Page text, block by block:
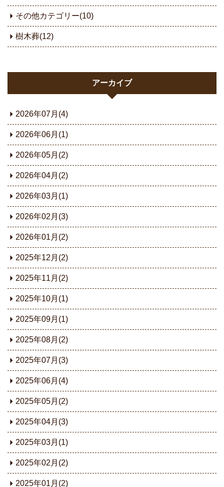
その他カテゴリー(10)
樹木葬(12)
アーカイブ
2026年07月(4)
2026年06月(1)
2026年05月(2)
2026年04月(2)
2026年03月(1)
2026年02月(3)
2026年01月(2)
2025年12月(2)
2025年11月(2)
2025年10月(1)
2025年09月(1)
2025年08月(2)
2025年07月(3)
2025年06月(4)
2025年05月(2)
2025年04月(3)
2025年03月(1)
2025年02月(2)
2025年01月(2)